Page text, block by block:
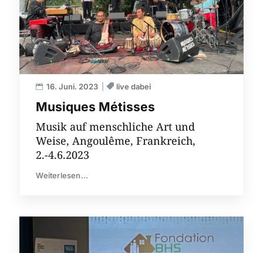
Musiques Métisses
16. Juni. 2023 live dabei
Musik auf menschliche Art und
Weise, Angoulême, Frankreich,
2.-4.6.2023
Weiterlesen...